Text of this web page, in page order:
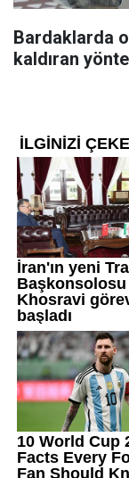
Bardaklarda
kaldıran